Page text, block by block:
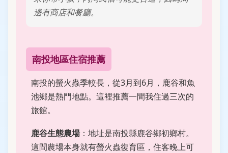
邊有商店和餐廳。
南投地區住宿推薦
南投的螢火蟲季較長，從3月到6月，鹿谷和魚
池鄉是熱門地點。這裡推薦一間我住過三次的
旅館。
鹿谷生態農場：地址是南投縣鹿谷鄉初鄉村。
這間農場本身就有螢火蟲復育區，住客晚上可